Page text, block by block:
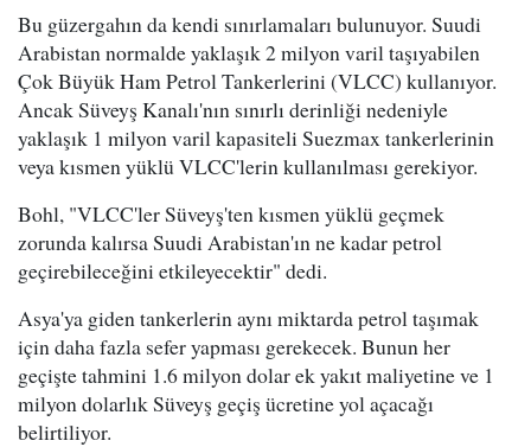
Bu güzergahın da kendi sınırlamaları bulunuyor. Suudi
Arabistan normalde yaklaşık 2 milyon varil taşıyabilen
Çok Büyük Ham Petrol Tankerlerini (VLCC) kullanıyor.
Ancak Süveyş Kanalı'nın sınırlı derinliği nedeniyle
yaklaşık 1 milyon varil kapasiteli Suezmax tankerlerinin
veya kısmen yüklü VLCC'lerin kullanılması gerekiyor.
Bohl, "VLCC'ler Süveyş'ten kısmen yüklü geçmek
zorunda kalırsa Suudi Arabistan'ın ne kadar petrol
geçirebileceğini etkileyecektir" dedi.
Asya'ya giden tankerlerin aynı miktarda petrol taşımak
için daha fazla sefer yapması gerekecek. Bunun her
geçişte tahmini 1.6 milyon dolar ek yakıt maliyetine ve 1
milyon dolarlık Süveyş geçiş ücretine yol açacağı
belirtiliyor.